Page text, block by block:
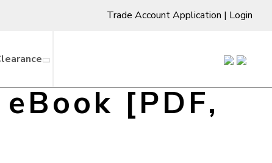
Trade Account Application | Login
[PDF,